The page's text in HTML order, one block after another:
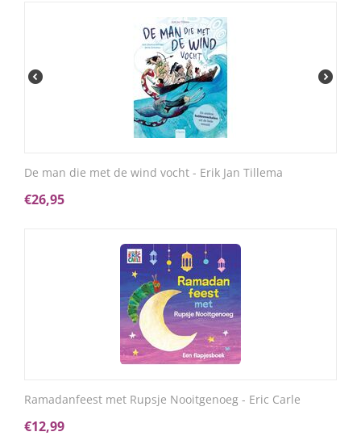
De man die met de wind vocht - Erik Jan Tillema
€26,95
Ramadanfeest met Rupsje Nooitgenoeg - Eric Carle
€12,99